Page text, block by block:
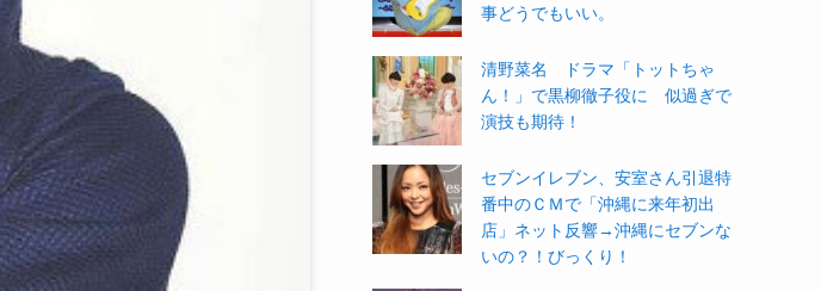
事どうでもいい。
清野菜名 ドラマ「トットちゃ
ん！」で黒柳徹子役に 似過ぎで
演技も期待！
セブンイレブン、安室さん引退特
番中のＣＭで「沖縄に来年初出
店」ネット反響→沖縄にセブンな
いの？！びっくり！